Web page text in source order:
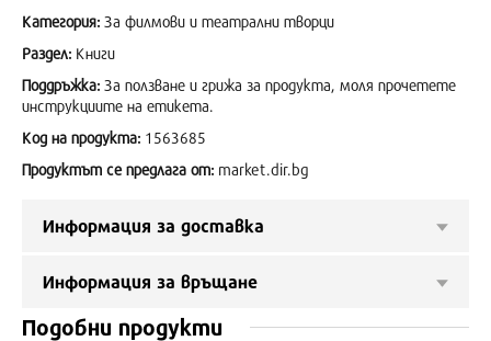
Категория: За филмови и театрални творци
Раздел: Книги
Поддръжка: За ползване и грижа за продукта, моля прочетете
инструкциите на етикета.
Код на продукта: 1563685
Продуктът се предлага от: market.dir.bg
Информация за доставка
Информация за връщане
Подобни продукти